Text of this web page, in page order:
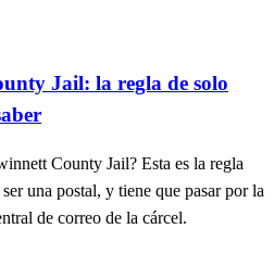
Jail: la regla de solo
County Jail? Esta es la regla
una postal, y tiene que pasar por la
de correo de la cárcel.